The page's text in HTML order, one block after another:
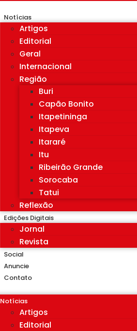
Notícias
Artigos
Editorial
Geral
Internacional
Região
Buri
Capão Bonito
Itapetininga
Itapeva
Itararé
Itu
Ribeirão Grande
Sorocaba
Tatui
Reflexão
Edições Digitais
Jornal
Revista
Social
Anuncie
Contato
Notícias
Artigos
Editorial